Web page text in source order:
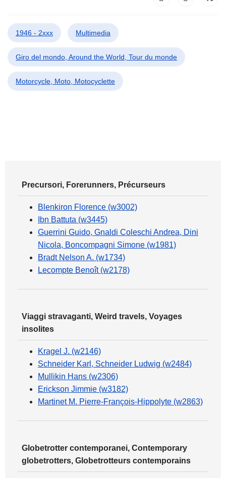
1946 - 2xxx Multimedia
Giro del mondo, Around the World, Tour du monde
Motorcycle, Moto, Motocyclette
Precursori, Forerunners, Précurseurs
Blenkiron Florence (w3002)
Ibn Battuta (w3445)
Guerrini Guido, Gnaldi Coleschi Andrea, Dini
Nicola, Boncompagni Simone (w1981)
Bradt Nelson A. (w1734)
Lecompte Benoît (w2178)
Viaggi stravaganti, Weird travels, Voyages
insolites
Kragel J. (w2146)
Schneider Karl, Schneider Ludwig (w2484)
Mullikin Hans (w2306)
Erickson Jimmie (w3182)
Martinet M. Pierre-François-Hippolyte (w2863)
Globetrotter contemporanei, Contemporary
globetrotters, Globetrotteurs contemporains